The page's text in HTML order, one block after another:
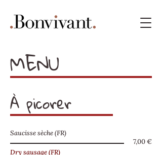
MENU
À picorer
Saucisse sèche (FR)
Dry sausage (FR)
7,00 €